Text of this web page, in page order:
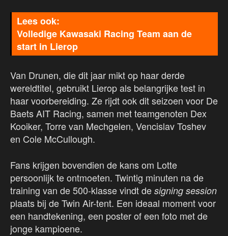
Volledige Kawasaki Racing Team aan de
start in Lierop
Van Drunen, die dit jaar mikt op haar derde
wereldtitel, gebruikt Lierop als belangrijke test in
haar voorbereiding. Ze rijdt ook dit seizoen voor De
Baets AIT Racing, samen met teamgenoten Dex
Kooiker, Torre van Mechgelen, Vencislav Toshev
en Cole McCullough.
Fans krijgen bovendien de kans om Lotte
persoonlijk te ontmoeten. Twintig minuten na de
training van de 500-klasse vindt de signing session
plaats bij de Twin Air-tent. Een ideaal moment voor
een handtekening, een poster of een foto met de
jonge kampioene.